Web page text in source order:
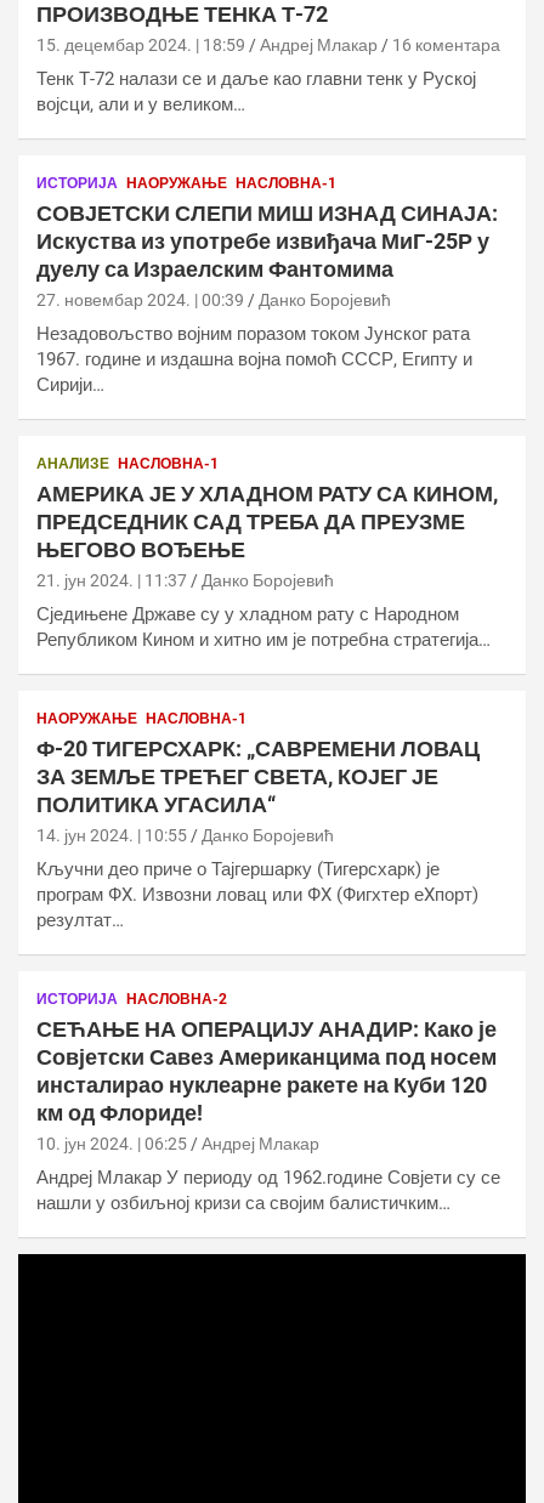
ПРОИЗВОДЊЕ ТЕНКА Т-72
15. децембар 2024. | 18:59 Андреј Млакар 16 коментара
Тенк Т-72 налази се и даље као главни тенк у Руској
војсци, али и у великом…
ИСТОРИЈА НАОРУЖАЊЕ НАСЛОВНА-1
СОВЈЕТСКИ СЛЕПИ МИШ ИЗНАД СИНАЈА:
Искуства из употребе извиђача МиГ-25Р у
дуелу са Израелским Фантомима
27. новембар 2024. | 00:39 Данко Боројевић
Незадовољство војним поразом током Јунског рата
1967. године и издашна војна помоћ СССР, Египту и
Сирији…
АНАЛИЗЕ НАСЛОВНА-1
АМЕРИКА ЈЕ У ХЛАДНОМ РАТУ СА КИНОМ,
ПРЕДСЕДНИК САД ТРЕБА ДА ПРЕУЗМЕ
ЊЕГОВО ВОЂЕЊЕ
21. јун 2024. | 11:37 Данко Боројевић
Сједињене Државе су у хладном рату с Народном
Републиком Кином и хитно им је потребна стратегија…
НАОРУЖАЊЕ НАСЛОВНА-1
Ф-20 ТИГЕРСХАРК: „САВРЕМЕНИ ЛОВАЦ
ЗА ЗЕМЉЕ ТРЕЋЕГ СВЕТА, КОЈЕГ ЈЕ
ПОЛИТИКА УГАСИЛА“
14. јун 2024. | 10:55 Данко Боројевић
Кључни део приче о Тајгершарку (Тигерсхарк) је
програм ФX. Извозни ловац или ФX (Фигхтер еXпорт)
резултат…
ИСТОРИЈА НАСЛОВНА-2
СЕЋАЊЕ НА ОПЕРАЦИЈУ АНАДИР: Како је
Совјетски Савез Американцима под носем
инсталирао нуклеарне ракете на Куби 120
км од Флориде!
10. јун 2024. | 06:25 Андреј Млакар
Андреј Млакар У периоду од 1962.године Совјети су се
нашли у озбиљној кризи са својим балистичким…